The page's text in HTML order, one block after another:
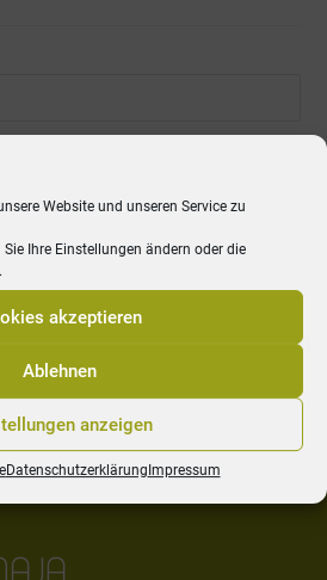
Website und unseren Service zu
Ihre Einstellungen ändern oder die
akzeptieren
Ablehnen
anzeigen
Datenschutzerklärung Impressum
Disability Champions!
behandelt mit Lachgas
Reconstruction